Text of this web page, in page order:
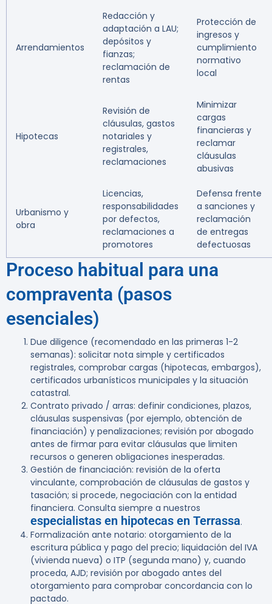
Arrendamientos
Redacción y
adaptación a LAU;
depósitos y
fianzas;
reclamación de
rentas
Protección de
ingresos y
cumplimiento
normativo
local
Hipotecas
Revisión de
cláusulas, gastos
notariales y
registrales,
reclamaciones
Minimizar
cargas
financieras y
reclamar
cláusulas
abusivas
Urbanismo y
obra
Licencias,
responsabilidades
por defectos,
reclamaciones a
promotores
Defensa frente
a sanciones y
reclamación
de entregas
defectuosas
Proceso habitual para una
compraventa (pasos
esenciales)
Due diligence (recomendado en las primeras 1-2
semanas): solicitar nota simple y certificados
registrales, comprobar cargas (hipotecas, embargos),
certificados urbanísticos municipales y la situación
catastral.
Contrato privado / arras: definir condiciones, plazos,
cláusulas suspensivas (por ejemplo, obtención de
financiación) y penalizaciones; revisión por abogado
antes de firmar para evitar cláusulas que limiten
recursos o generen obligaciones inesperadas.
Gestión de financiación: revisión de la oferta
vinculante, comprobación de cláusulas de gastos y
tasación; si procede, negociación con la entidad
financiera. Consulta siempre a nuestros
especialistas en hipotecas en Terrassa.
Formalización ante notario: otorgamiento de la
escritura pública y pago del precio; liquidación del IVA
(vivienda nueva) o ITP (segunda mano) y, cuando
proceda, AJD; revisión por abogado antes del
otorgamiento para comprobar concordancia con lo
pactado.